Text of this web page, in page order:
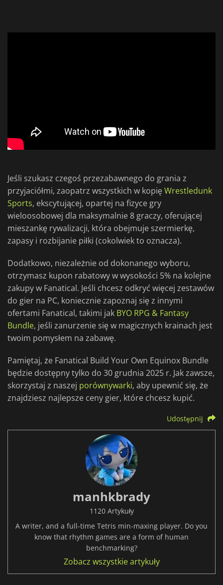
Jeśli szukasz czegoś przezabawnego do grania z
przyjaciółmi, zaopatrz wszystkich w kopięWrestledunk
Sports, ekscytującej, opartej na fizyce gry
wieloosobowej dla maksymalnie 8 graczy, oferującej
mieszankę rywalizacji, która obejmuje szermierkę,
zapasy i rozbijanie piłki (cokolwiek to oznacza).
Dodatkowo, niezależnie od dokonanego wyboru,
otrzymasz kupon rabatowy w wysokości 5% na kolejne
zakupy w Fanatical. Jeśli chcesz odkryć więcej zestawów
do gier na PC, koniecznie zapoznaj się z innymi
ofertami Fanatical, takimi jak BYO RPG & Fantasy
Bundle, jeśli zanurzenie się w magicznych krainach jest
twoim pomysłem na zabawę.
Pamiętaj, że Fanatical Build Your Own Equinox Bundle
będzie dostępny tylko do 30 grudnia 2025 r. Jak zawsze,
skorzystaj z naszej porównywarki, aby upewnić się, że
znajdziesz najlepsze ceny gier, które chcesz kupić.
Udostępnij
manhkbrady
1120 Artykuły
A writer, and a full-time Tetris min-maxing player. Do you
know that rhythm games are a form of human
benchmarking?
Zobacz wszystkie artykuły